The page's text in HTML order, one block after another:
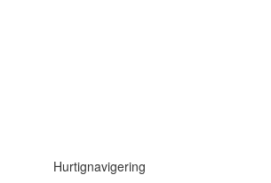
Hurtignavigering